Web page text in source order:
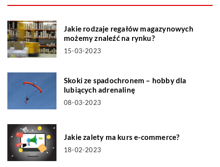
Jakie rodzaje regałów magazynowych
możemy znaleźć na rynku?
15-03-2023
Skoki ze spadochronem – hobby dla
lubiących adrenalinę
08-03-2023
Jakie zalety ma kurs e-commerce?
18-02-2023